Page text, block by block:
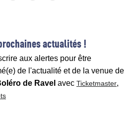
actualités !
aux alertes pour être
de l'actualité et de la venue de
de Ravel avec Ticketmaster,